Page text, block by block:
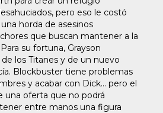
pero eso le costó
horda de asesinos
que buscan mantener a la
su fortuna, Grayson
los Titanes y de un nuevo
Blockbuster tiene problemas
y acabar con Dick... pero el
una oferta que no podrá
entre manos una figura